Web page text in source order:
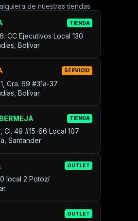
de nuestras tiendas
TIENDA
CC Ejecutivos Local 130
Bolívar
SERVICIO
Cra. 69 #31a-37
Bolívar
TIENDA
Cl. 49 #15-66 Local 107
Santander
OUTLET
local 2 Potozí
OUTLET